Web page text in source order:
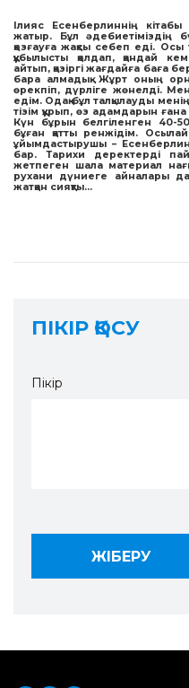
Ілияс Есенберлиннің
жатыр. Бұл әдебиетіміздің
қозғауға жақсы себеп еді. Осы
құбылысты қолдап, қандай
айтып, қазіргі жағдайға баға
бара алмадық. Жұрт оның
өрекпіп, дүрліге жөнелді.
едім. Одақ бұл талқылауды
тізім құрып, өз адамдарын
Күн бұрын белгіленген 40-
бұған қатты ренжідім.
ұйымдастырушы –
бар. Тарихи деректерді
жетпеген шала материал
рухани дүниеге айналары
жатқан сияқты…
ПІКІР ҚОСУ
Пікір